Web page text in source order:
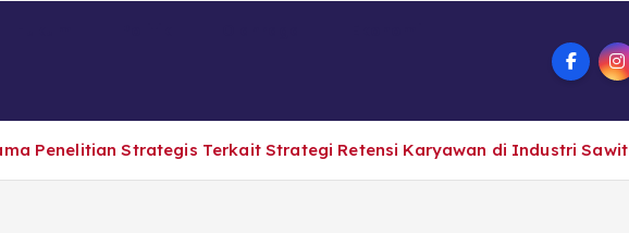
Penelitian Strategis Terkait Strategi Retensi Karyawan di Industri Sawit